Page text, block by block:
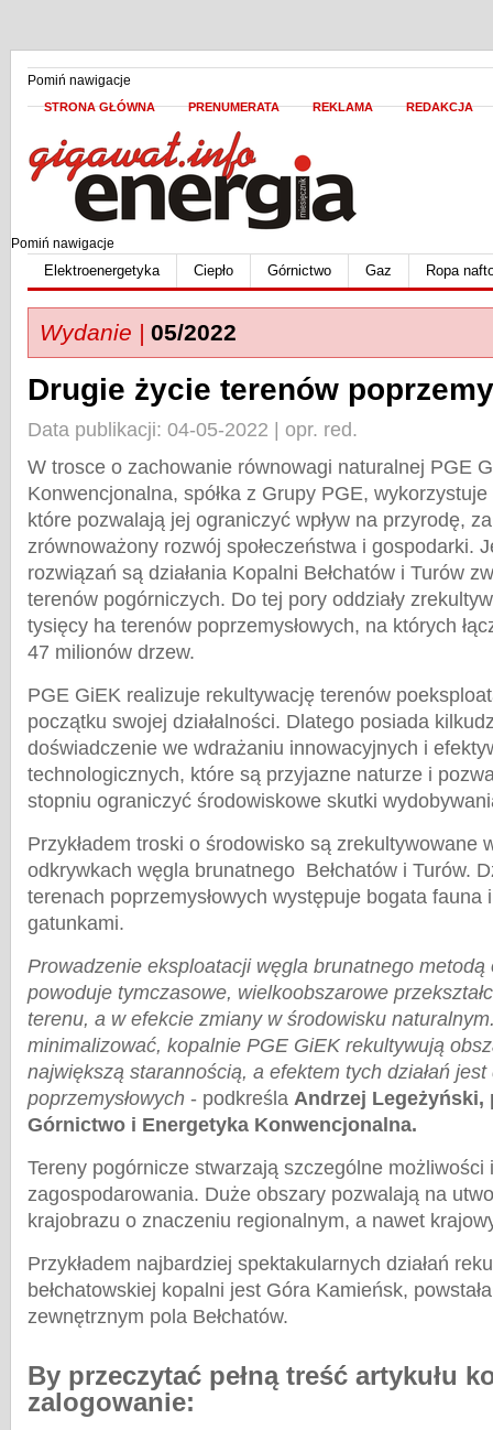
Pomiń nawigacje
STRONA GŁÓWNA PRENUMERATA REKLAMA REDAKCJA
Pomiń nawigacje
Elektroenergetyka Ciepło Górnictwo Gaz Ropa
Wydanie | 05/2022
Drugie życie terenów
Data publikacji: 04-05-2022 | opr. red.
W trosce o zachowanie równowagi naturalnej PGE
Konwencjonalna, spółka z Grupy PGE,
które pozwalają jej ograniczyć wpływ na przyrodę,
zrównoważony rozwój społeczeństwa i gospodarki.
rozwiązań są działania Kopalni Bełchatów i Turów
terenów pogórniczych. Do tej pory oddziały
tysięcy ha terenów poprzemysłowych, na których
47 milionów drzew.
PGE GiEK realizuje rekultywację terenów
początku swojej działalności. Dlatego posiada
doświadczenie we wdrażaniu innowacyjnych i
technologicznych, które są przyjazne naturze i
stopniu ograniczyć środowiskowe skutki
Przykładem troski o środowisko są zrekultywowane
odkrywkach węgla brunatnego Bełchatów i Turów.
terenach poprzemysłowych występuje bogata fauna
gatunkami.
Prowadzenie eksploatacji węgla brunatnego metodą
powoduje tymczasowe, wielkoobszarowe
terenu, a w efekcie zmiany w środowisku
minimalizować, kopalnie PGE GiEK rekultywują
największą starannością, a efektem tych działań
poprzemysłowych - podkreśla Andrzej Legeżyński,
Górnictwo i Energetyka Konwencjonalna.
Tereny pogórnicze stwarzają szczególne możliwości
zagospodarowania. Duże obszary pozwalają na
krajobrazu o znaczeniu regionalnym, a nawet
Przykładem najbardziej spektakularnych działań
bełchatowskiej kopalni jest Góra Kamieńsk,
zewnętrznym pola Bełchatów.
By przeczytać pełną treść artykułu
zalogowanie: